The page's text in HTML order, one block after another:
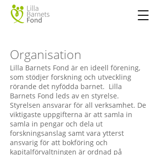
Organisation
Lilla Barnets Fond är en ideell förening,
som stödjer forskning och utveckling
rörande det nyfödda barnet. Lilla
Barnets Fond leds av en styrelse.
Styrelsen ansvarar för all verksamhet. De
viktigaste uppgifterna är att samla in
samla in pengar och dela ut
forskningsanslag samt vara ytterst
ansvarig för att bokföring och
kapitalförvaltningen är ordnad på